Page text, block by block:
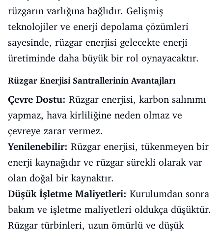
rüzgarın varlığına bağlıdır. Gelişmiş
teknolojiler ve enerji depolama çözümleri
sayesinde, rüzgar enerjisi gelecekte enerji
üretiminde daha büyük bir rol oynayacaktır.
Rüzgar Enerjisi Santrallerinin Avantajları
Çevre Dostu: Rüzgar enerjisi, karbon salınımı
yapmaz, hava kirliliğine neden olmaz ve
çevreye zarar vermez.
Yenilenebilir: Rüzgar enerjisi, tükenmeyen bir
enerji kaynağıdır ve rüzgar sürekli olarak var
olan doğal bir kaynaktır.
Düşük İşletme Maliyetleri: Kurulumdan sonra
bakım ve işletme maliyetleri oldukça düşüktür.
Rüzgar türbinleri, uzun ömürlü ve düşük